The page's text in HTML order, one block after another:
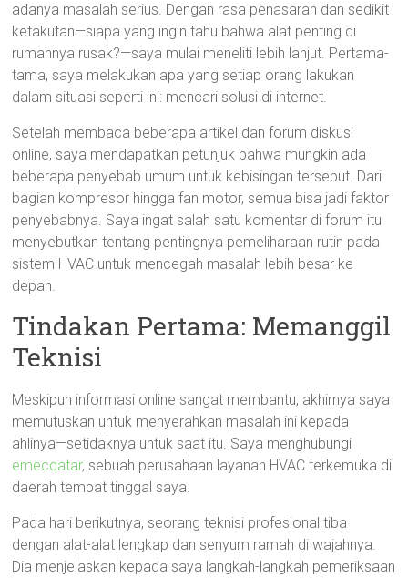
adanya masalah serius. Dengan rasa penasaran dan sedikit
ketakutan—siapa yang ingin tahu bahwa alat penting di
rumahnya rusak?—saya mulai meneliti lebih lanjut. Pertama-
tama, saya melakukan apa yang setiap orang lakukan
dalam situasi seperti ini: mencari solusi di internet.
Setelah membaca beberapa artikel dan forum diskusi
online, saya mendapatkan petunjuk bahwa mungkin ada
beberapa penyebab umum untuk kebisingan tersebut. Dari
bagian kompresor hingga fan motor, semua bisa jadi faktor
penyebabnya. Saya ingat salah satu komentar di forum itu
menyebutkan tentang pentingnya pemeliharaan rutin pada
sistem HVAC untuk mencegah masalah lebih besar ke
depan.
Tindakan Pertama: Memanggil
Teknisi
Meskipun informasi online sangat membantu, akhirnya saya
memutuskan untuk menyerahkan masalah ini kepada
ahlinya—setidaknya untuk saat itu. Saya menghubungi
emecqatar, sebuah perusahaan layanan HVAC terkemuka di
daerah tempat tinggal saya.
Pada hari berikutnya, seorang teknisi profesional tiba
dengan alat-alat lengkap dan senyum ramah di wajahnya.
Dia menjelaskan kepada saya langkah-langkah pemeriksaan